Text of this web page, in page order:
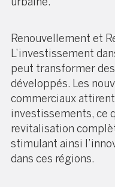
Renouvellement et
L’investissement
peut transformer
développés. Les
commerciaux
investissements, ce
revitalisation
stimulant ainsi
dans ces régions.